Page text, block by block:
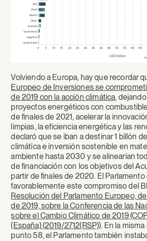
Volviendo a Europa, hay que recordar
Europeo de Inversiones se
de 2019 con la acción climática,
proyectos energéticos con
de finales de 2021, acelerar la
limpias, la eficiencia energética y las
declaró que se iban a destinar 1 billón
climática e inversión sostenible en
ambiente hasta 2030 y se alinearían
de financiación con los objetivos del
partir de finales de 2020. El Parlamento
favorablemente este compromiso del
Resolución del Parlamento Europeo,
de 2019, sobre la Conferencia de las
sobre el Cambio Climático de 2019
(España) (2019/2712(RSP)). En la
punto 58, el Parlamento también